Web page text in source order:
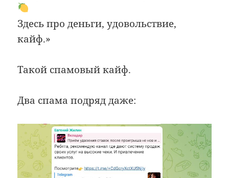
Здесь про деньги, удовольствие,
кайф.»
Такой спамовый кайф.
Два спама подряд даже: